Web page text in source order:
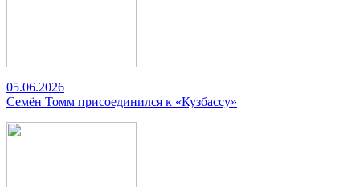
05.06.2026
Семён Томм присоединился к «Кузбассу»